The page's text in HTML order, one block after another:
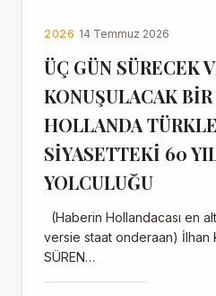
2026 14 Temmuz 2026
ÜÇ GÜN SÜRECEK
KONUŞULACAK
HOLLANDA
SİYASETTEKİ 60
YOLCULUĞU
(Haberin Hollandacası en
versie staat onderaan) İlhan
SÜREN…